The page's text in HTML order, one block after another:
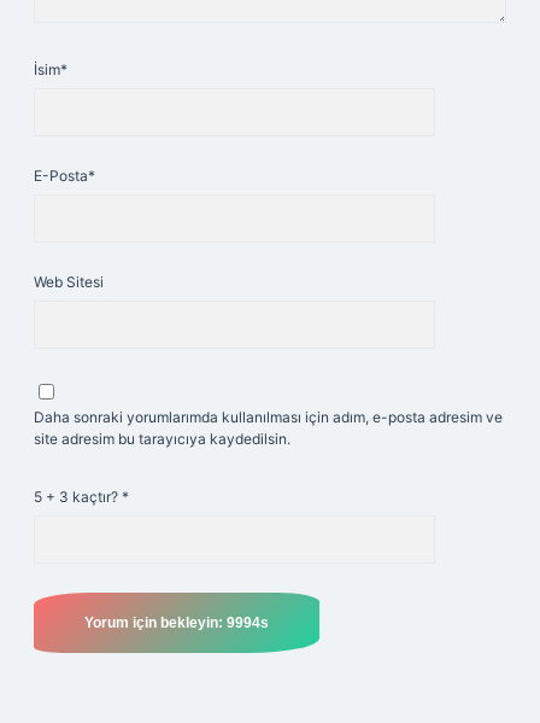
İsim*
E-Posta*
Web Sitesi
Daha sonraki yorumlarımda kullanılması için adım, e-posta adresim ve
site adresim bu tarayıcıya kaydedilsin.
5 + 3 kaçtır? *